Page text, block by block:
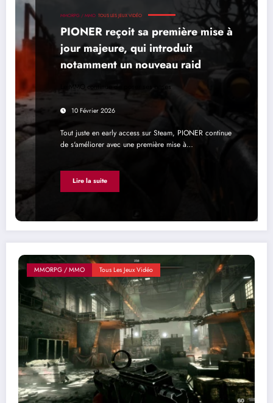
MMORPG / MMO TOUS LES JEUX VIDÉO
PIONER reçoit sa première mise à
jour majeure, qui introduit
notamment un nouveau raid
Le MMO continue de poser ses bases
10 Février 2026
Tout juste en early access sur Steam, PIONER continue
de s'améliorer avec une première mise à…
Lire la suite
MMORPG / MMO Tous Les Jeux Vidéo